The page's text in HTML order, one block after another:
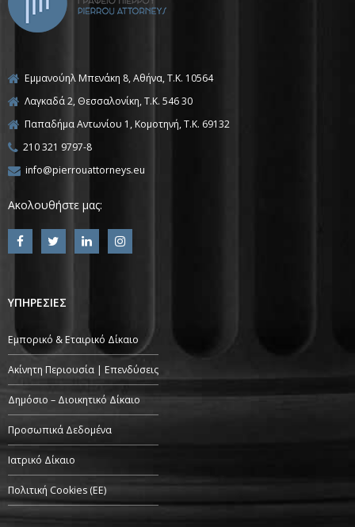
Εμμανούηλ Μπενάκη 8, Αθήνα, Τ.Κ. 10564
Λαγκαδά 2, Θεσσαλονίκη, T.K. 546 30
Παπαδήμα Αντωνίου 1, Κομοτηνή, T.K. 69132
210 321 9797-8
info@pierrouattorneys.eu
Ακολουθήστε μας:
ΥΠΗΡΕΣΙΕΣ
Εμπορικό & Εταιρικό Δίκαιο
Ακίνητη Περιουσία | Επενδύσεις
Δημόσιο – Διοικητικό Δίκαιο
Προσωπικά Δεδομένα
Ιατρικό Δίκαιο
Πολιτική Cookies (ΕΕ)